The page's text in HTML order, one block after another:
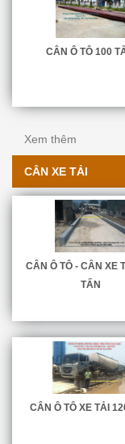
CÂN
CÂN Ô TÔ 100
Xem thêm
CÂN XE TẢI
CÂN Ô TÔ - CÂN XE
TẤN
CÂN Ô TÔ XE TẢI